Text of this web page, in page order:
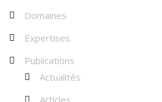
Domaines
Expertises
Publications
Actualités